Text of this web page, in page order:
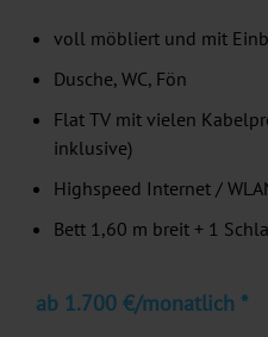
voll möbliert und mit
Dusche, WC, Fön
Flat TV mit vielen
inklusive)
Highspeed Internet /
Bett 1,60 m breit + 1
ab 1.700 €/monatlich *